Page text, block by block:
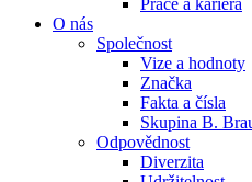
Práce a kariéra
O nás
Společnost
Vize a hodnoty
Značka
Fakta a čísla
Skupina B.
Odpovědnost
Diverzita